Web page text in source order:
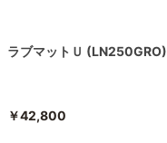
ラブマットＵ (LN250GRO)
￥42,800